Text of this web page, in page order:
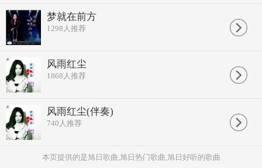
梦就在前方
1298 人推荐
风雨红尘
1868 人推荐
风雨红尘(伴奏)
740 人推荐
本页提供的是旭日歌曲,旭日热门歌曲,旭日好听的歌曲